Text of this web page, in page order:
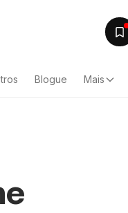
Blogue Mais